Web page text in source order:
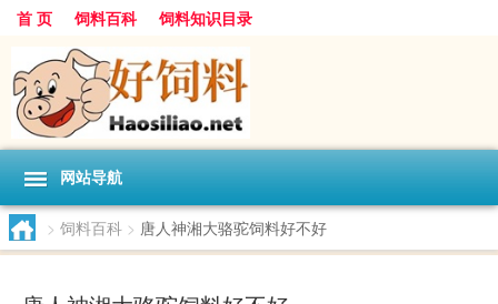
首 页 饲料百科 饲料知识目录
网站导航
> 饲料百科 > 唐人神湘大骆驼饲料好不好